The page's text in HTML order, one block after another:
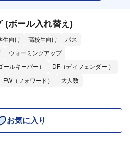
(ボール入れ替え)
生向け 高校生向け
パス
ウォーミングアップ
ールキーパー）
DF（ディフェンダー ）
FW（フォワード） 大人数
お気に入り